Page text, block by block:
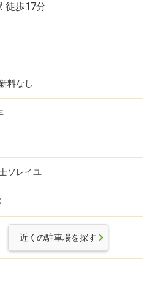
徒歩17分
料なし
ソレイユ
近くの駐車場を探す